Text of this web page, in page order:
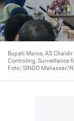
Bupati Maros, AS
Controling, Surveillance
Foto: SINDO Makassar/